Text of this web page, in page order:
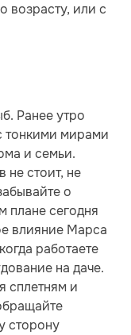
возрасту, или с
Ранее утро
тонкими мирами
и семьи.
не стоит, не
о
плане сегодня
влияние Марса
работаете
на даче.
сплетням и
сторону